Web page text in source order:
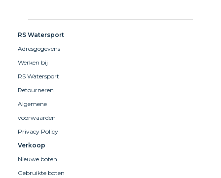
RS Watersport
Adresgegevens
Werken bij
RS Watersport
Retourneren
Algemene
voorwaarden
Privacy Policy
Verkoop
Nieuwe boten
Gebruikte boten